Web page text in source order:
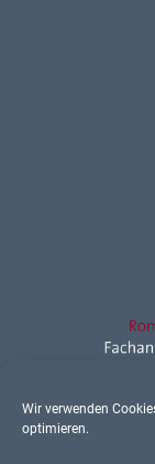
Wir verwenden
optimieren.